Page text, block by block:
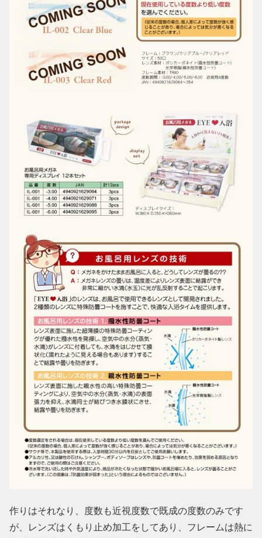
作りはそれなり、度数も近視度数で既成の度数のみです
が、レンズはくもり止め加工をしてあり、フレームは熱に